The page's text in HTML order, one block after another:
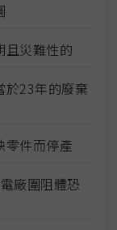
災難性的
23年的廢棄
零件而停產
廠圍阻體恐